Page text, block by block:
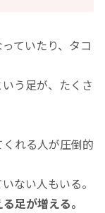
ていたり、タコ
う足が、たくさ
れる人が圧倒的
ない人もいる。
足が増える。